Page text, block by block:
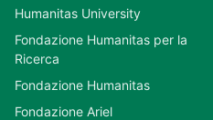
Humanitas University
Fondazione Humanitas per la
Ricerca
Fondazione Humanitas
Fondazione Ariel